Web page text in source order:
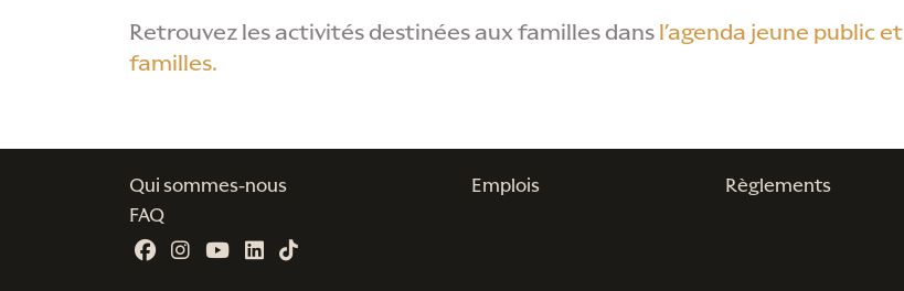
Retrouvez les activités destinées aux familles dans l’agenda jeune public et
familles.
Qui sommes-nous Emplois Règlements
FAQ